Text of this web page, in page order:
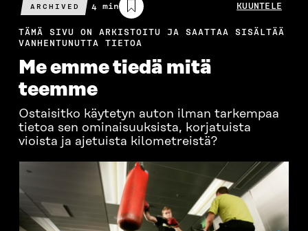
ARCHIVED
Arvioitu
lukuaika
4 min KUUNTELE
TÄMÄ SIVU ON ARKISTOITU JA SAATTAA SISÄLTÄÄ
VANHENTUNUTTA TIETOA
Me emme tiedä mitä
teemme
Ostaisitko käytetyn auton ilman tarkempaa
tietoa sen ominaisuuksista, korjatuista
vioista ja ajetuista kilometreistä?